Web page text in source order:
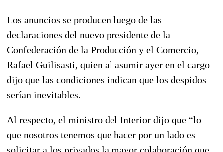
Los anuncios se producen luego de las
declaraciones del nuevo presidente de la
Confederación de la Producción y el Comercio,
Rafael Guilisasti, quien al asumir ayer en el cargo
dijo que las condiciones indican que los despidos
serían inevitables.
Al respecto, el ministro del Interior dijo que “lo
que nosotros tenemos que hacer por un lado es
solicitar a los privados la mayor colaboración que